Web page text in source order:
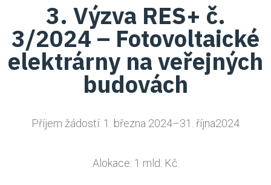
3. Výzva RES+ č.
3/2024 – Fotovoltaické
elektrárny na veřejných
budovách
Příjem žádostí: 1. března 2024–31. října2024
Alokace: 1 mld. Kč.